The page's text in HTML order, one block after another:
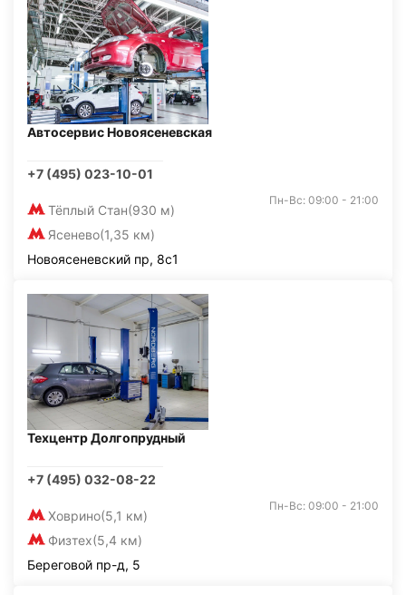
Автосервис Новоясеневская
+7 (495) 023-10-01
Тёплый Стан(930 м)
Ясенево(1,35 км)
Пн-Вс: 09:00 - 21:00
Новоясеневский пр, 8с1
Техцентр Долгопрудный
+7 (495) 032-08-22
Ховрино(5,1 км)
Физтех(5,4 км)
Пн-Вс: 09:00 - 21:00
Береговой пр-д, 5